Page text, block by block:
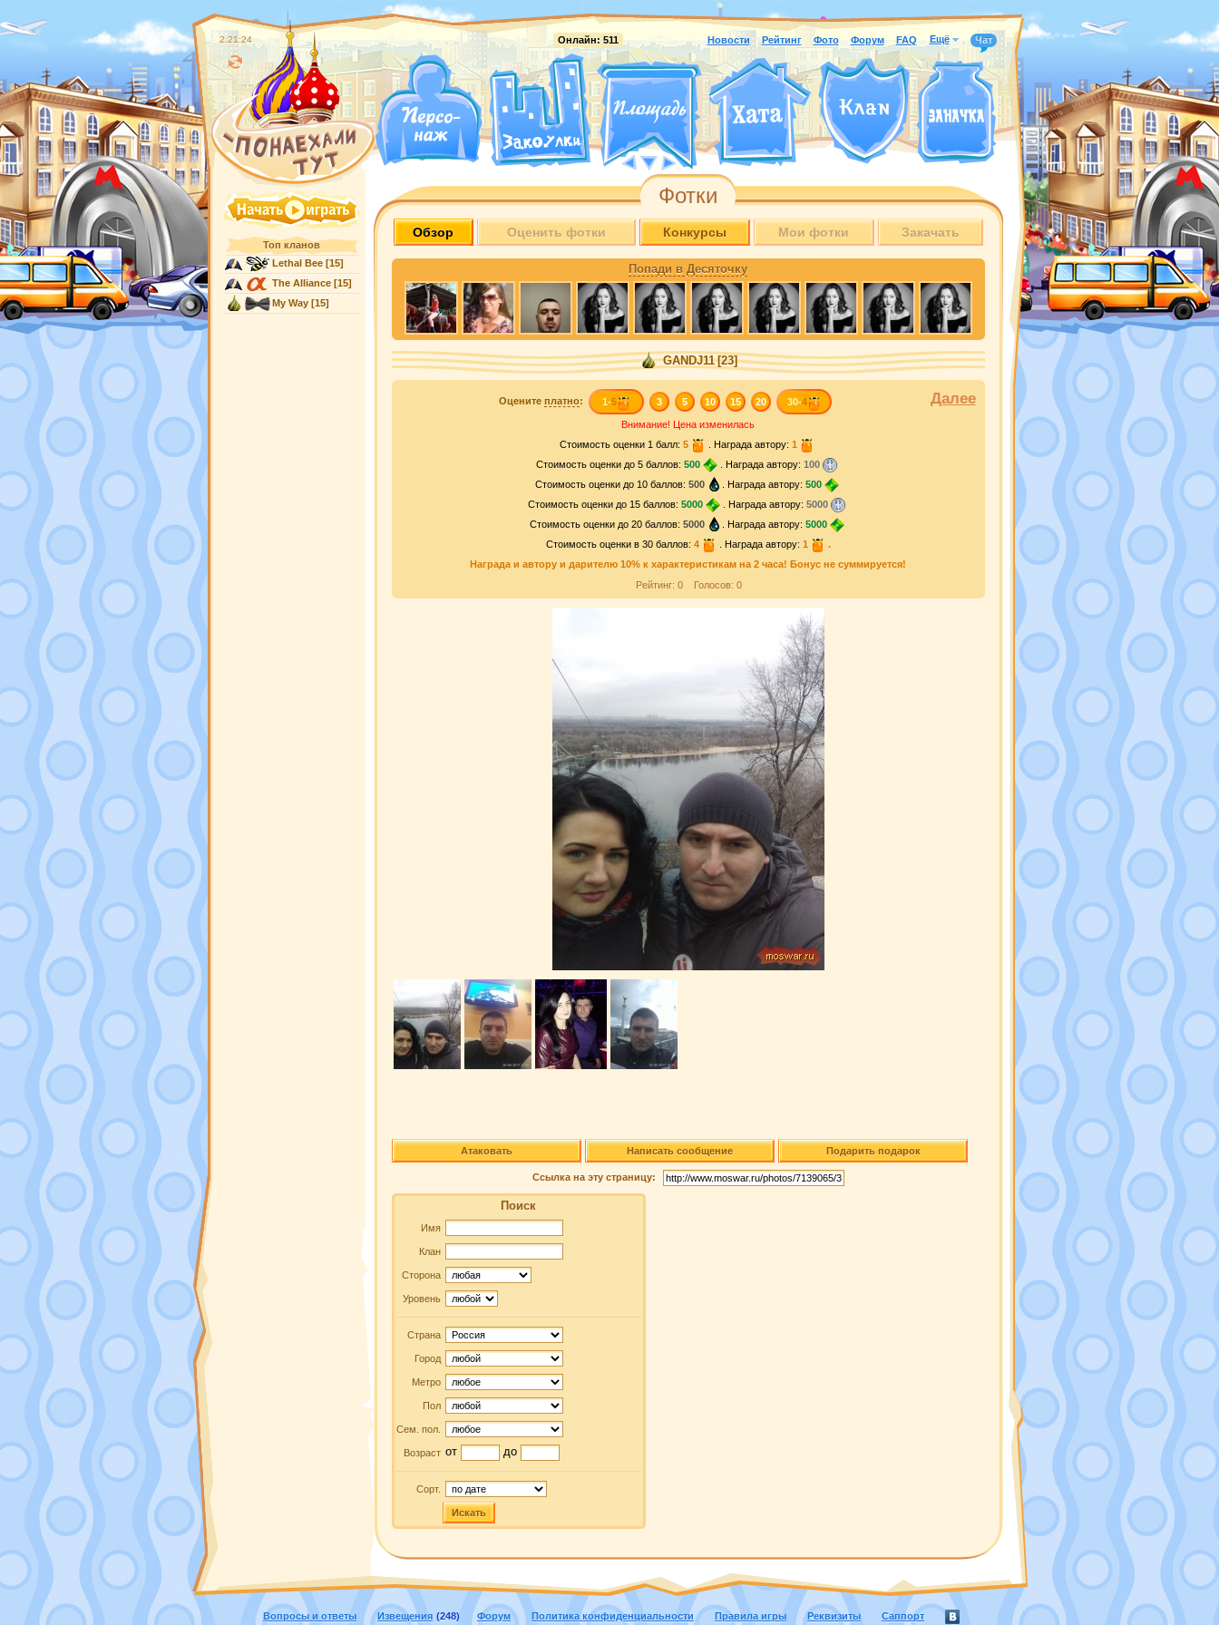
Онлайн: 511 Новости Рейтинг Фото Форум FAQ Ещё Чат
2:21:25
Топ кланов
Lethal Bee[15]
The Alliance[15]
My Way[15]
Фотки
Обзор Оценить фотки Конкурсы Мои фотки Закачать
Попади в Десяточку
GANDJ11 [23]
Далее
Оцените платно: 1-5 3 5 10 15 20 30-4
Внимание! Цена изменилась
Стоимость оценки 1 балл: 5 . Награда автору: 1
Стоимость оценки до 5 баллов: 500 . Награда автору: 100
Стоимость оценки до 10 баллов: 500 . Награда автору: 500
Стоимость оценки до 15 баллов: 5000 . Награда автору: 5000
Стоимость оценки до 20 баллов: 5000 . Награда автору: 5000
Стоимость оценки в 30 баллов: 4 . Награда автору: 1
.
Награда и автору и дарителю 10% к характеристикам на 2 часа! Бонус не суммируется!
Рейтинг: 0Голосов: 0
Атаковать Написать сообщение Подарить подарок
Ссылка на эту страницу:
Поиск
Имя
Клан
Сторона
Уровень
Страна
Город
Метро
Пол
Сем. пол.
Возраст от до
Сорт.
Искать
Вопросы и ответы Извещения (248) Форум Политика конфиденциальности Правила игры Реквизиты Саппорт